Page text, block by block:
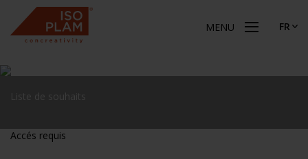
MENU FR
Liste de souhaits
Accés requis